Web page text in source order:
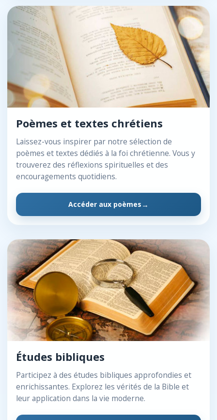
Poèmes et textes chrétiens
Laissez-vous inspirer par notre sélection de
poèmes et textes dédiés à la foi chrétienne. Vous y
trouverez des réflexions spirituelles et des
encouragements quotidiens.
Accéder aux poèmes
Études bibliques
Participez à des études bibliques approfondies et
enrichissantes. Explorez les vérités de la Bible et
leur application dans la vie moderne.